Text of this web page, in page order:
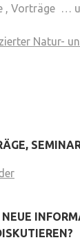
, Vorträge …
Natur-